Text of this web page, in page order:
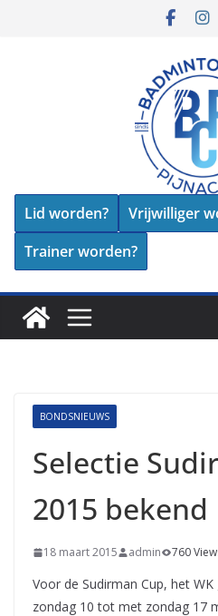
Lid worden?
Vrijwilliger
Trainer worden?
BONDSNIEUWS
Selectie
2015 bekend
18 maart 2015 admin 760
Voor de Sudirman Cup, het
zondag 10 tot met zondag 17